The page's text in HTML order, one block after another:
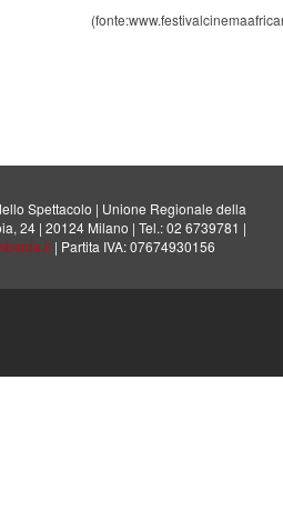
Spettacolo | Unione Regionale della
24 | 20124 Milano | Tel.: 02 6739781 |
| Partita IVA: 07674930156